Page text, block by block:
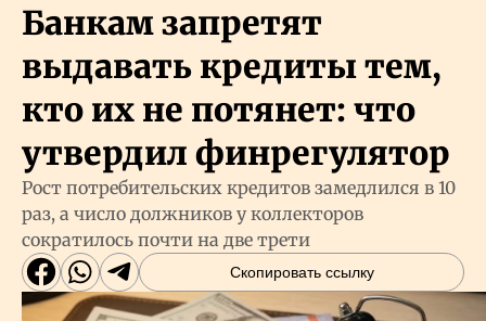
Банкам запретят
выдавать кредиты тем,
кто их не потянет: что
утвердил финрегулятор
Рост потребительских кредитов замедлился в 10
раз, а число должников у коллекторов
сократилось почти на две трети
Скопировать ссылку